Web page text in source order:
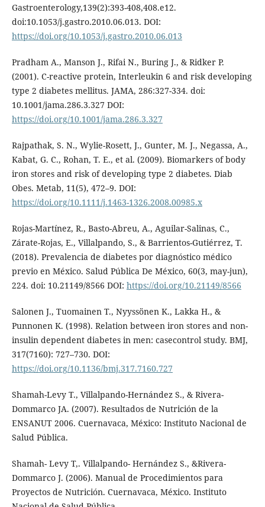
Gastroenterology,139(2):393-408,408.e12.
doi:10.1053/j.gastro.2010.06.013. DOI:
https://doi.org/10.1053/j.gastro.2010.06.013
Pradham A., Manson J., Rifai N., Buring J., & Ridker P.
(2001). C-reactive protein, Interleukin 6 and risk developing
type 2 diabetes mellitus. JAMA, 286:327-334. doi:
10.1001/jama.286.3.327 DOI:
https://doi.org/10.1001/jama.286.3.327
Rajpathak, S. N., Wylie-Rosett, J., Gunter, M. J., Negassa, A.,
Kabat, G. C., Rohan, T. E., et al. (2009). Biomarkers of body
iron stores and risk of developing type 2 diabetes. Diab
Obes. Metab, 11(5), 472–9. DOI:
https://doi.org/10.1111/j.1463-1326.2008.00985.x
Rojas-Martínez, R., Basto-Abreu, A., Aguilar-Salinas, C.,
Zárate-Rojas, E., Villalpando, S., & Barrientos-Gutiérrez, T.
(2018). Prevalencia de diabetes por diagnóstico médico
previo en México. Salud Pública De México, 60(3, may-jun),
224. doi: 10.21149/8566 DOI: https://doi.org/10.21149/8566
Salonen J., Tuomainen T., Nyyssönen K., Lakka H., &
Punnonen K. (1998). Relation between iron stores and non­
insulin dependent diabetes in men: case­control study. BMJ,
317(7160): 727–730. DOI:
https://doi.org/10.1136/bmj.317.7160.727
Shamah-Levy T., Villalpando-Hernández S., & Rivera-
Dommarco JA. (2007). Resultados de Nutrición de la
ENSANUT 2006. Cuernavaca, México: Instituto Nacional de
Salud Pública.
Shamah- Levy T,. Villalpando- Hernández S., &Rivera-
Dommarco J. (2006). Manual de Procedimientos para
Proyectos de Nutrición. Cuernavaca, México. Instituto